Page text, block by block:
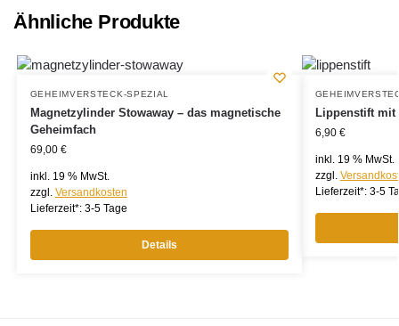
Ähnliche Produkte
GEHEIMVERSTECK-SPEZIAL
Magnetzylinder Stowaway – das magnetische
Geheimfach
69,00 €
inkl. 19 % MwSt.
zzgl. Versandkosten
Lieferzeit*: 3-5 Tage
Details
Lippenstift mit
6,90 €
inkl. 19 % MwSt.
zzgl.
Lieferzeit*: 3-5